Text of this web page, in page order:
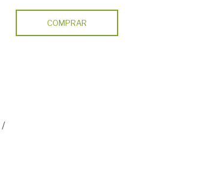
COMPRAR
/